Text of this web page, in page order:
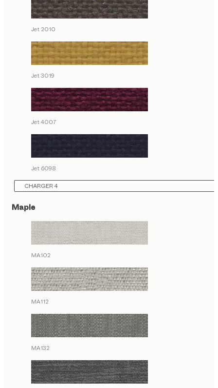
Jet 2010
Jet 3019
Jet 4007
Jet 6098
CHARGER 4
Maple
MA102
MA112
MA132